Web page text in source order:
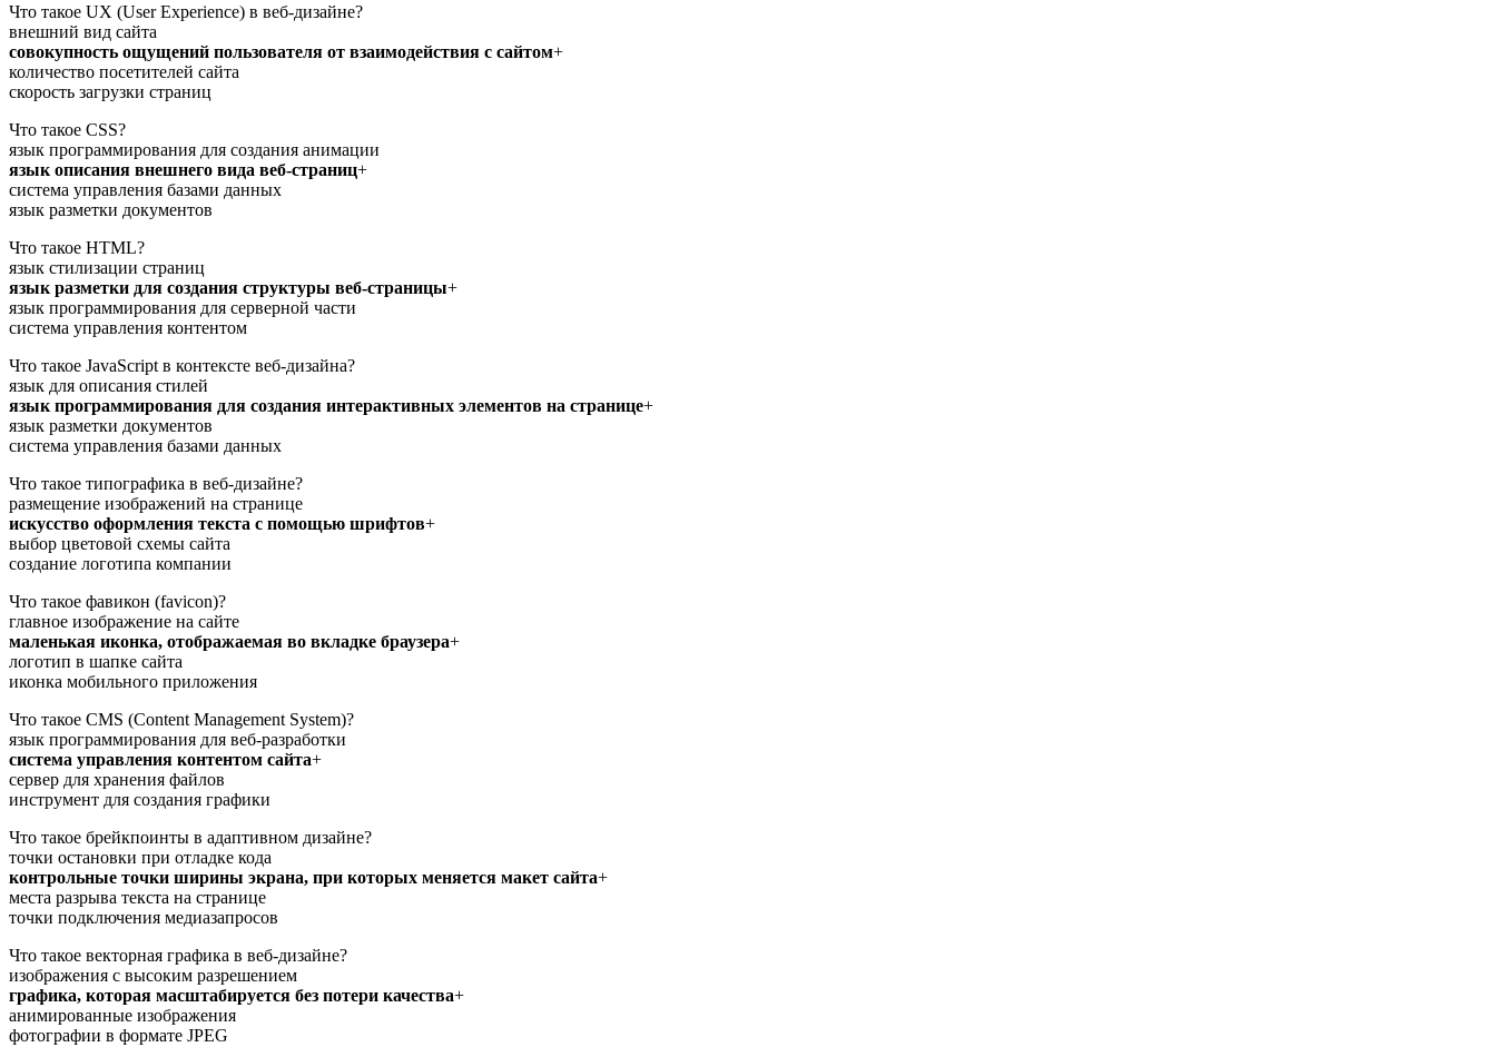
Что такое UX (User Experience) в веб-дизайне?
внешний вид сайта
совокупность ощущений пользователя от взаимодействия с сайтом+
количество посетителей сайта
скорость загрузки страниц
Что такое CSS?
язык программирования для создания анимации
язык описания внешнего вида веб-страниц+
система управления базами данных
язык разметки документов
Что такое HTML?
язык стилизации страниц
язык разметки для создания структуры веб-страницы+
язык программирования для серверной части
система управления контентом
Что такое JavaScript в контексте веб-дизайна?
язык для описания стилей
язык программирования для создания интерактивных элементов на странице+
язык разметки документов
система управления базами данных
Что такое типографика в веб-дизайне?
размещение изображений на странице
искусство оформления текста с помощью шрифтов+
выбор цветовой схемы сайта
создание логотипа компании
Что такое фавикон (favicon)?
главное изображение на сайте
маленькая иконка, отображаемая во вкладке браузера+
логотип в шапке сайта
иконка мобильного приложения
Что такое CMS (Content Management System)?
язык программирования для веб-разработки
система управления контентом сайта+
сервер для хранения файлов
инструмент для создания графики
Что такое брейкпоинты в адаптивном дизайне?
точки остановки при отладке кода
контрольные точки ширины экрана, при которых меняется макет сайта+
места разрыва текста на странице
точки подключения медиазапросов
Что такое векторная графика в веб-дизайне?
изображения с высоким разрешением
графика, которая масштабируется без потери качества+
анимированные изображения
фотографии в формате JPEG